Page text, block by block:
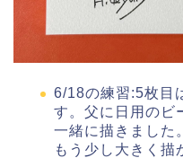
6/18の練習:5枚目
す。父に日用のビ
一緒に描きました
もう少し大きく描